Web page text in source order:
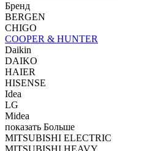
Бренд
BERGEN
CHIGO
COOPER & HUNTER
Daikin
DAIKO
HAIER
HISENSE
Idea
LG
Midea
показать Больше
MITSUBISHI ELECTRIC
MITSUBISHI HEAVY